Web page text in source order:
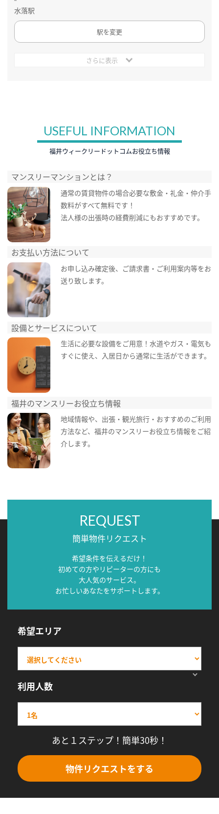
水落駅
駅を変更
さらに表示
USEFUL INFORMATION
福井ウィークリードットコムお役立ち情報
マンスリーマンションとは？
通常の賃貸物件の場合必要な敷金・礼金・仲介手
数料がすべて無料です！
法人様の出張時の経費削減にもおすすめです。
お支払い方法について
お申し込み確定後、ご請求書・ご利用案内等をお
送り致します。
設備とサービスについて
生活に必要な設備をご用意！水道やガス・電気も
すぐに使え、入居日から通常に生活ができます。
福井のマンスリーお役立ち情報
地域情報や、出張・観光旅行・おすすめのご利用
方法など、福井のマンスリーお役立ち情報をご紹
介します。
REQUEST
簡単物件リクエスト
希望条件を伝えるだけ！
初めての方やリピーターの方にも
大人気のサービス。
お忙しいあなたをサポートします。
希望エリア
利用人数
あと１ステップ！簡単30秒！
物件リクエストをする